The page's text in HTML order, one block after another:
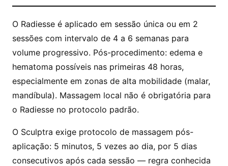
O Radiesse é aplicado em sessão única ou em 2
sessões com intervalo de 4 a 6 semanas para
volume progressivo. Pós-procedimento: edema e
hematoma possíveis nas primeiras 48 horas,
especialmente em zonas de alta mobilidade (malar,
mandíbula). Massagem local não é obrigatória para
o Radiesse no protocolo padrão.
O Sculptra exige protocolo de massagem pós-
aplicação: 5 minutos, 5 vezes ao dia, por 5 dias
consecutivos após cada sessão — regra conhecida